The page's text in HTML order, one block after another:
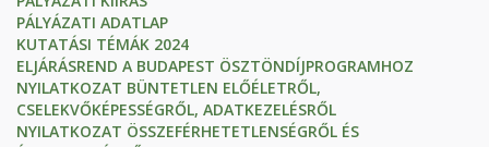
PÁLYÁZATI ADATLAP
KUTATÁSI TÉMÁK 2024
ELJÁRÁSREND A BUDAPEST ÖSZTÖNDÍJPROGRAMHOZ
NYILATKOZAT BÜNTETLEN ELŐÉLETRŐL,
CSELEKVŐKÉPESSÉGRŐL, ADATKEZELÉSRŐL
NYILATKOZAT ÖSSZEFÉRHETETLENSÉGRŐL ÉS